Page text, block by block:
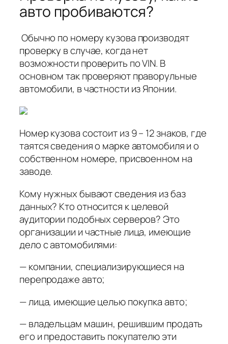
авто пробиваются?
Обычно по номеру кузова производят
проверку в случае, когда нет
возможности проверить по VIN. В
основном так проверяют праворульные
автомобили, в частности из Японии.
Номер кузова состоит из 9 – 12 знаков, где
таятся сведения о марке автомобиля и о
собственном номере, присвоенном на
заводе.
Кому нужных бывают сведения из баз
данных? Кто относится к целевой
аудитории подобных серверов? Это
организации и частные лица, имеющие
дело с автомобилями:
— компании, специализирующиеся на
перепродаже авто;
— лица, имеющие целью покупка авто;
— владельцам машин, решившим продать
его и предоставить покупателю эти